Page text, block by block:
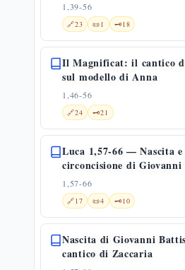
1,39-56
🔗23 📜1 🗝️18
Il Magnificat: il cantico
sul modello di Anna
1,46-56
🔗24 🗝️21
Luca 1,57-66 — Nascita e
circoncisione di Giovanni
1,57-66
🔗17 📜4 🗝️10
Nascita di Giovanni
cantico di Zaccaria